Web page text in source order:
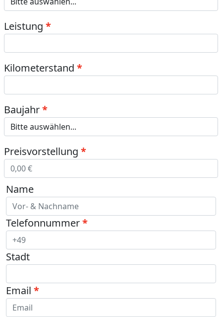
Leistung
Kilometerstand
Baujahr
Preisvorstellung
Name
Telefonnummer
Stadt
Email